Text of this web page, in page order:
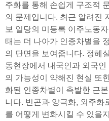
주화를 통해 손쉽게 구조적
의 문제입니다. 최근 알려진
보 일당의 미등록 이주노동
태는 더 나아가 인종차별을
의 단면을 보여줍니다. 정혜
동현장에서 내국인과 외국
의 가능성이 약해진 현실 또
화된 인종차별이 촉발한 근
니다. 빈곤과 양극화, 외주화
를 어떻게 변화시킬 수 있을